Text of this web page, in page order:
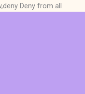
Deny from all